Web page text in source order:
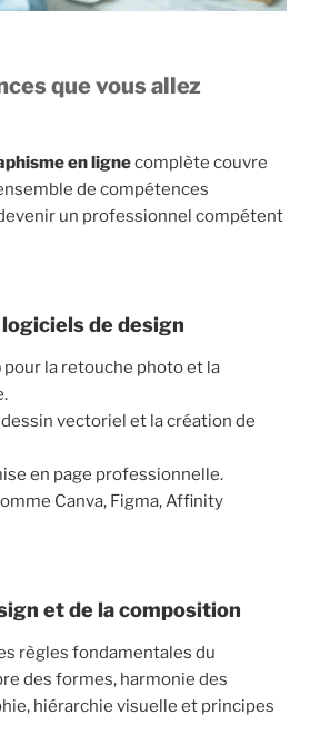
que vous allez
en lignecomplète couvre
de compétences
un professionnel compétent
de design
pour la retouche photo et la
vectoriel et la création de
en page professionnelle.
Canva, Figma, Affinity
et de la composition
règles fondamentales du
des formes, harmonie des
hiérarchie visuelle et principes